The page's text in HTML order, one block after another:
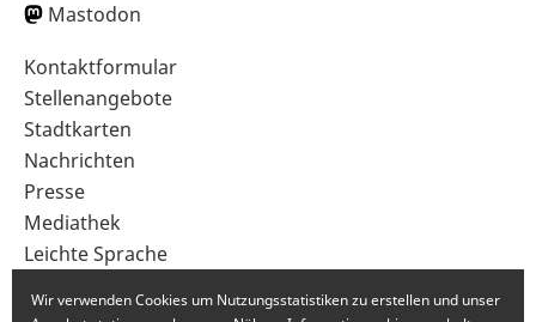
Mastodon
Sekundärnavigation
im
Fußbereich
Kontaktformular
Stellenangebote
Stadtkarten
Nachrichten
Presse
Mediathek
Leichte Sprache
Wir verwenden Cookies um Nutzungsstatistiken zu erstellen und unser